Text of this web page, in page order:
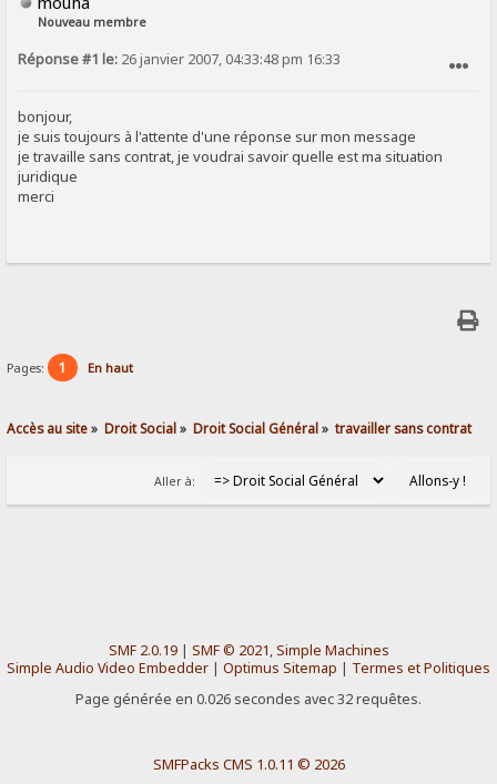
Nouveau membre
Réponse #1 le: 26 janvier 2007, 04:33:48 pm 16:33
bonjour,
je suis toujours à l'attente d'une réponse sur mon message
je travaille sans contrat, je voudrai savoir quelle est ma situation
juridique
merci
Pages: 1 En haut
Accès au site» Droit Social» Droit Social Général» travailler sans contrat
Aller à:
SMF 2.0.19| SMF © 2021,Simple Machines
Simple Audio Video Embedder | Optimus Sitemap | Termes et Politiques
Page générée en 0.026 secondes avec 32 requêtes.
SMFPacks CMS 1.0.11 © 2026